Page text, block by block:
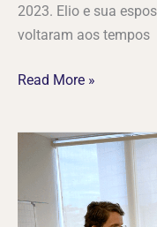
2023. Elio e sua
voltaram aos tempos
Read More »
Visita
Denise
Edringer